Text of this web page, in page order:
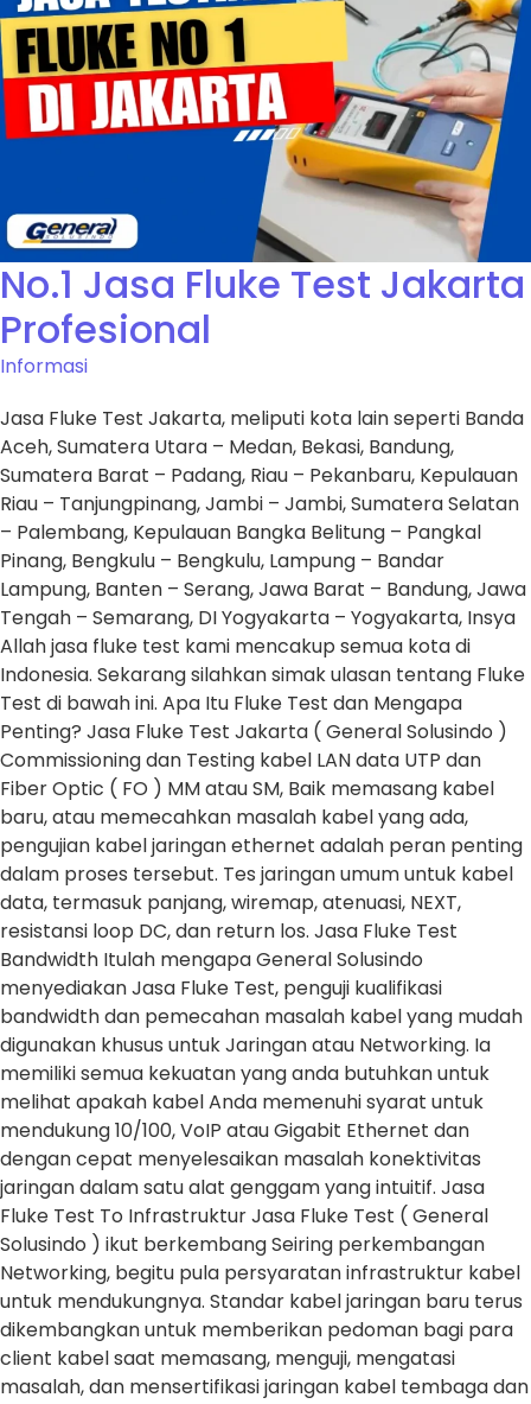
No.1 Jasa Fluke Test Jakarta
Profesional
Informasi
Jasa Fluke Test Jakarta, meliputi kota lain seperti Banda
Aceh, Sumatera Utara – Medan, Bekasi, Bandung,
Sumatera Barat – Padang, Riau – Pekanbaru, Kepulauan
Riau – Tanjungpinang, Jambi – Jambi, Sumatera Selatan
– Palembang, Kepulauan Bangka Belitung – Pangkal
Pinang, Bengkulu – Bengkulu, Lampung – Bandar
Lampung, Banten – Serang, Jawa Barat – Bandung, Jawa
Tengah – Semarang, DI Yogyakarta – Yogyakarta, Insya
Allah jasa fluke test kami mencakup semua kota di
Indonesia. Sekarang silahkan simak ulasan tentang Fluke
Test di bawah ini. Apa Itu Fluke Test dan Mengapa
Penting? Jasa Fluke Test Jakarta ( General Solusindo )
Commissioning dan Testing kabel LAN data UTP dan
Fiber Optic ( FO ) MM atau SM, Baik memasang kabel
baru, atau memecahkan masalah kabel yang ada,
pengujian kabel jaringan ethernet adalah peran penting
dalam proses tersebut. Tes jaringan umum untuk kabel
data, termasuk panjang, wiremap, atenuasi, NEXT,
resistansi loop DC, dan return los. Jasa Fluke Test
Bandwidth Itulah mengapa General Solusindo
menyediakan Jasa Fluke Test, penguji kualifikasi
bandwidth dan pemecahan masalah kabel yang mudah
digunakan khusus untuk Jaringan atau Networking. Ia
memiliki semua kekuatan yang anda butuhkan untuk
melihat apakah kabel Anda memenuhi syarat untuk
mendukung 10/100, VoIP atau Gigabit Ethernet dan
dengan cepat menyelesaikan masalah konektivitas
jaringan dalam satu alat genggam yang intuitif. Jasa
Fluke Test To Infrastruktur Jasa Fluke Test ( General
Solusindo ) ikut berkembang Seiring perkembangan
Networking, begitu pula persyaratan infrastruktur kabel
untuk mendukungnya. Standar kabel jaringan baru terus
dikembangkan untuk memberikan pedoman bagi para
client kabel saat memasang, menguji, mengatasi
masalah, dan mensertifikasi jaringan kabel tembaga dan